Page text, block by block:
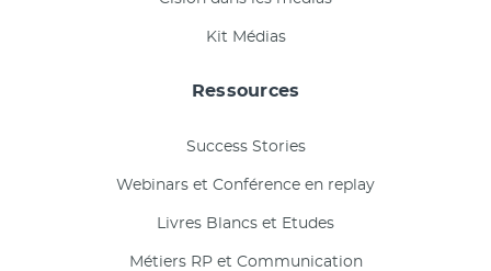
Kit Médias
Ressources
Success Stories
Webinars et Conférence en replay
Livres Blancs et Etudes
Métiers RP et Communication